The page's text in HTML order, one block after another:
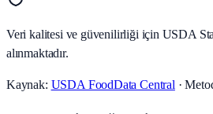
Veri kalitesi ve güvenilirliği için USDA
alınmaktadır.
Kaynak: USDA FoodData Central ·